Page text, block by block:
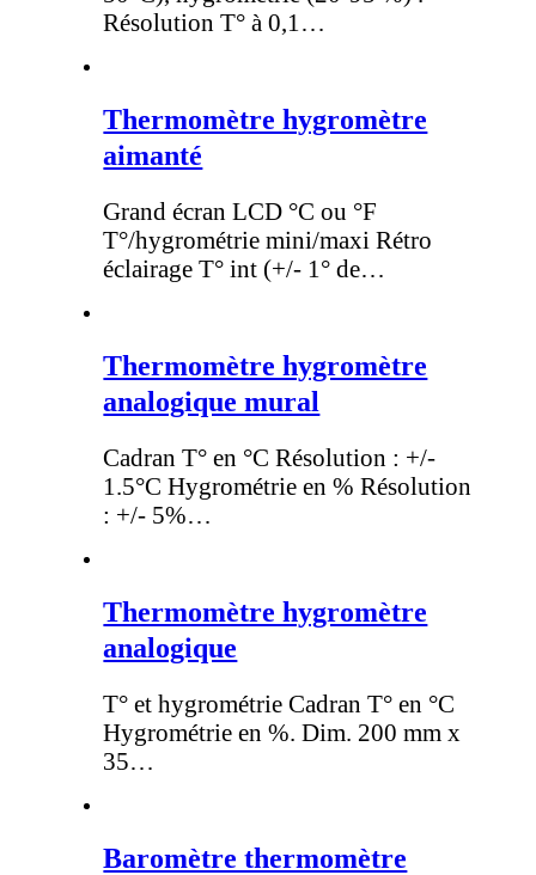
Résolution T° à 0,1…
Thermomètre hygromètre
aimanté
Grand écran LCD °C ou °F
T°/hygrométrie mini/maxi Rétro
éclairage T° int (+/- 1° de…
Thermomètre hygromètre
analogique mural
Cadran T° en °C Résolution : +/-
1.5°C Hygrométrie en % Résolution
: +/- 5%…
Thermomètre hygromètre
analogique
T° et hygrométrie Cadran T° en °C
Hygrométrie en %. Dim. 200 mm x
35…
Baromètre thermomètre